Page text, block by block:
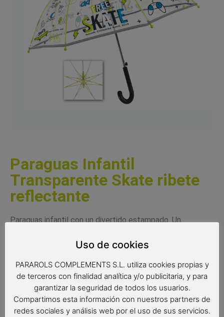
Paraguas Infantil
Transparente Skate ribete
reflectante
Paraguas infantil con un divertido estampado. Un
la oscuridad. Un paraguas con sistema de apertura
paraguas cumple con la normativa de seguridad de la
Comunidad Europea.
Complemento infantil
Paraguas transparente
Uso de cookies
PARAROLS COMPLEMENTS S.L. utiliza cookies propias y
de terceros con finalidad analítica y/o publicitaria, y para
garantizar la seguridad de todos los usuarios.
Compartimos esta información con nuestros partners de
redes sociales y análisis web por el uso de sus servicios.